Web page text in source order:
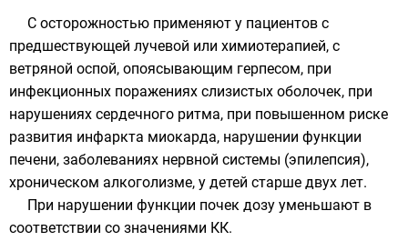
С осторожностью применяют у пациентов с
предшествующей лучевой или химиотерапией, с
ветряной оспой, опоясывающим герпесом, при
инфекционных поражениях слизистых оболочек, при
нарушениях сердечного ритма, при повышенном риске
развития инфаркта миокарда, нарушении функции
печени, заболеваниях нервной системы (эпилепсия),
хроническом алкоголизме, у детей старше двух лет.
При нарушении функции почек дозу уменьшают в
соответствии со значениями КК.